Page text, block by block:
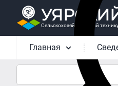
Сельскохозяйственный
Главная